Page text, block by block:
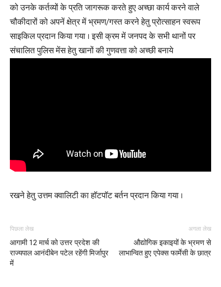
को उनके कर्तव्यों के प्रति जागरूक करते हुए अच्छा कार्य करने वाले
चौकीदारों को अपनें क्षेत्र में भ्रमण/गस्त करने हेतु प्रोत्साहन स्वरूप
साइकिल प्रदान किया गया । इसी क्रम में जनपद के सभी थानों पर
संचालित पुलिस मेंस हेतु खानों की गुणवत्ता को अच्छी बनाये
रखने हेतु उत्तम क्वालिटी का हॉटपॉट बर्तन प्रदान किया गया ।
पिछला लेख
आगामी 12 मार्च को उत्तर प्रदेश की
राज्यपाल आनंदीबेन पटेल रहेंगी मिर्जापुर
में
अगला लेख
औद्योगिक इकाइयों के भ्रमण से
लाभान्वित हुए एपेक्स फार्मेसी के छात्र